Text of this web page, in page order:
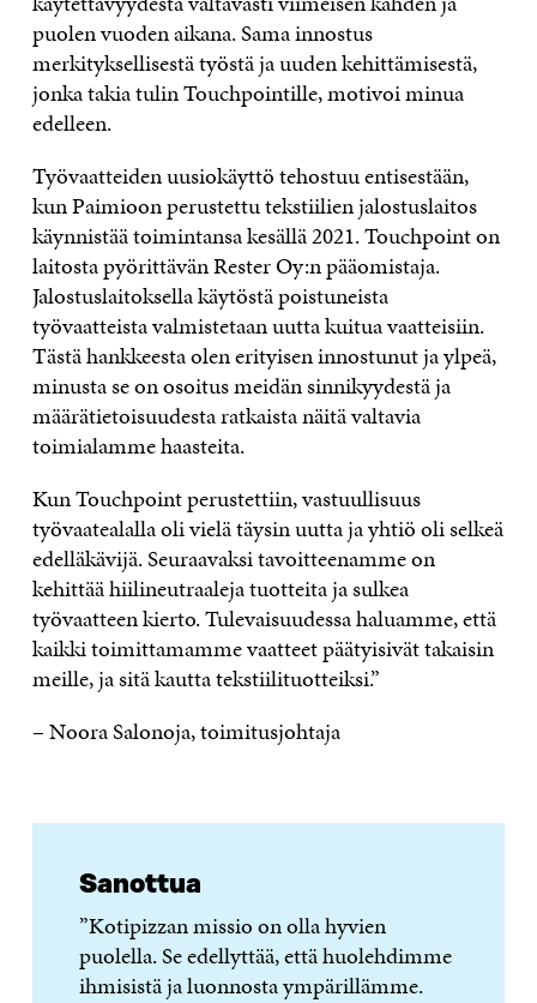
puolen vuoden aikana. Sama innostus
merkityksellisestä työstä ja uuden kehittämisestä,
jonka takia tulin Touchpointille, motivoi minua
edelleen.
Työvaatteiden uusiokäyttö tehostuu entisestään,
kun Paimioon perustettu tekstiilien jalostuslaitos
käynnistää toimintansa kesällä 2021. Touchpoint on
laitosta pyörittävän Rester Oy:n pääomistaja.
Jalostuslaitoksella käytöstä poistuneista
työvaatteista valmistetaan uutta kuitua vaatteisiin.
Tästä hankkeesta olen erityisen innostunut ja ylpeä,
minusta se on osoitus meidän sinnikyydestä ja
määrätietoisuudesta ratkaista näitä valtavia
toimialamme haasteita.
Kun Touchpoint perustettiin, vastuullisuus
työvaatealalla oli vielä täysin uutta ja yhtiö oli selkeä
edelläkävijä. Seuraavaksi tavoitteenamme on
kehittää hiilineutraaleja tuotteita ja sulkea
työvaatteen kierto. Tulevaisuudessa haluamme, että
kaikki toimittamamme vaatteet päätyisivät takaisin
meille, ja sitä kautta tekstiilituotteiksi.”
– Noora Salonoja, toimitusjohtaja
Sanottua
”Kotipizzan missio on olla hyvien
puolella. Se edellyttää, että huolehdimme
ihmisistä ja luonnosta ympärillämme.